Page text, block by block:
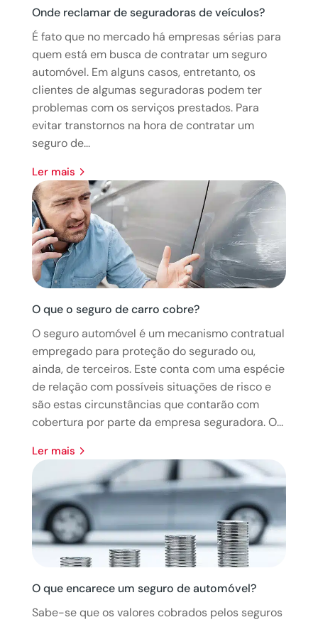
Onde reclamar de seguradoras de veículos?
É fato que no mercado há empresas sérias para
quem está em busca de contratar um seguro
automóvel. Em alguns casos, entretanto, os
clientes de algumas seguradoras podem ter
problemas com os serviços prestados. Para
evitar transtornos na hora de contratar um
seguro de...
ler mais
O que o seguro de carro cobre?
O seguro automóvel é um mecanismo contratual
empregado para proteção do segurado ou,
ainda, de terceiros. Este conta com uma espécie
de relação com possíveis situações de risco e
são estas circunstâncias que contarão com
cobertura por parte da empresa seguradora. O...
ler mais
O que encarece um seguro de automóvel?
Sabe-se que os valores cobrados pelos seguros